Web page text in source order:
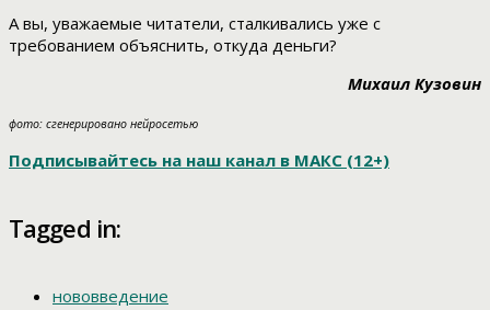
А вы, уважаемые читатели, сталкивались уже с
требованием объяснить, откуда деньги?
Михаил Кузовин
фото: сгенерировано нейросетью
Подписывайтесь на наш канал в МАКС (12+)
Tagged in:
нововведение